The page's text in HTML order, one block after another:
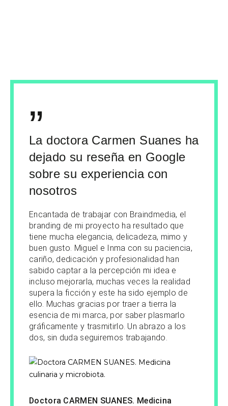
”
La doctora Carmen Suanes ha
dejado su reseña en Google
sobre su experiencia con
nosotros
Encantada de trabajar con Braindmedia, el
branding de mi proyecto ha resultado que
tiene mucha elegancia, delicadeza, mimo y
buen gusto. Miguel e Inma con su paciencia,
cariño, dedicación y profesionalidad han
sabido captar a la percepción mi idea e
incluso mejorarla, muchas veces la realidad
supera la ficción y este ha sido ejemplo de
ello. Muchas gracias por traer a tierra la
esencia de mi marca, por saber plasmarlo
gráficamente y trasmitirlo. Un abrazo a los
dos, sin duda seguiremos trabajando.
Doctora CARMEN SUANES. Medicina